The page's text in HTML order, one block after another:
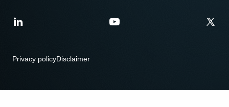
Privacy policyDisclaimer